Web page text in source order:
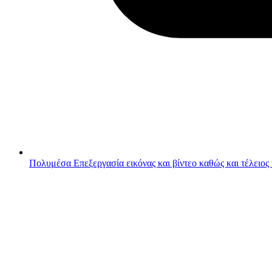
Πολυμέσα Επεξεργασία εικόνας και βίντεο καθώς και τέλειος